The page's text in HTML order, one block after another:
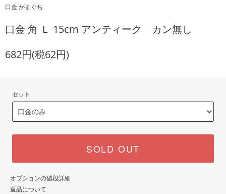
口金 がまぐち
口金 角 Ｌ 15cm アンティーク カン無し
682円(税62円)
セット
SOLD OUT
オプションの値段詳細
返品について